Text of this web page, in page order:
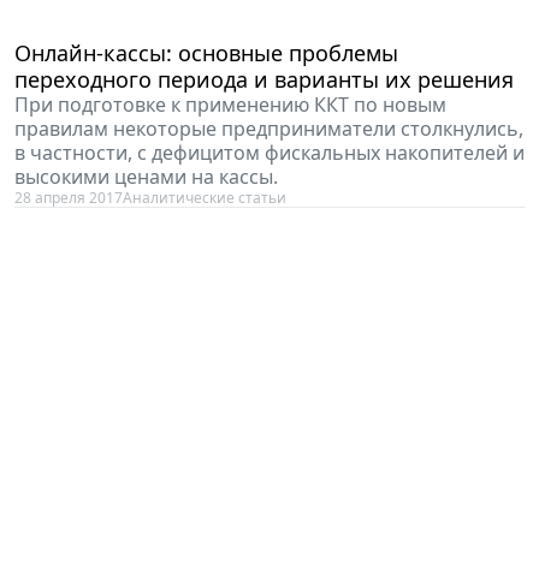
Онлайн-кассы: основные проблемы
переходного периода и варианты их решения
При подготовке к применению ККТ по новым
правилам некоторые предприниматели столкнулись,
в частности, с дефицитом фискальных накопителей и
высокими ценами на кассы.
28 апреля 2017Аналитические статьи